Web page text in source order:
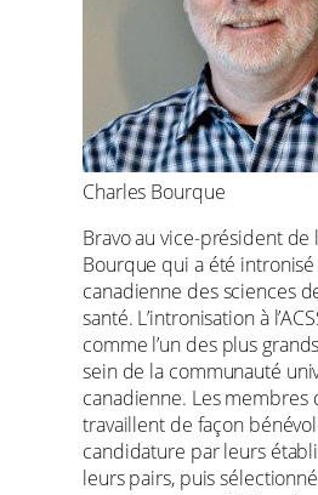
Charles Bourque
Bravo au vice-président de
Bourque qui a été intronisé
canadienne des sciences
santé. L’intronisation à
comme l’un des plus
sein de la communauté
canadienne. Les membres
travaillent de façon
candidature par leurs
leurs pairs, puis